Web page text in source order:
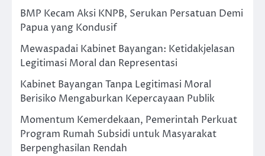
BMP Kecam Aksi KNPB, Serukan Persatuan Demi
Papua yang Kondusif
Mewaspadai Kabinet Bayangan: Ketidakjelasan
Legitimasi Moral dan Representasi
Kabinet Bayangan Tanpa Legitimasi Moral
Berisiko Mengaburkan Kepercayaan Publik
Momentum Kemerdekaan, Pemerintah Perkuat
Program Rumah Subsidi untuk Masyarakat
Berpenghasilan Rendah